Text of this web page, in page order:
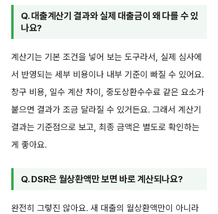
Q. 대출계산기 결과와 실제 대출금이 왜 다를 수 있
나요?
계산기는 기본 조건을 넣어 보는 도구라서, 실제 심사에
서 반영되는 세부 비용이나 내부 기준이 빠질 수 있어요.
창구 비용, 일수 계산 차이, 중도상환수수료 같은 요소가
붙으면 결과가 조금 달라질 수 있거든요. 그래서 계산기
결과는 기준점으로 보고, 최종 금액은 별도로 확인하는
게 좋아요.
Q. DSR은 월상환액만 보면 바로 계산되나요?
완전히 그렇진 않아요. 새 대출의 월상환액만이 아니라